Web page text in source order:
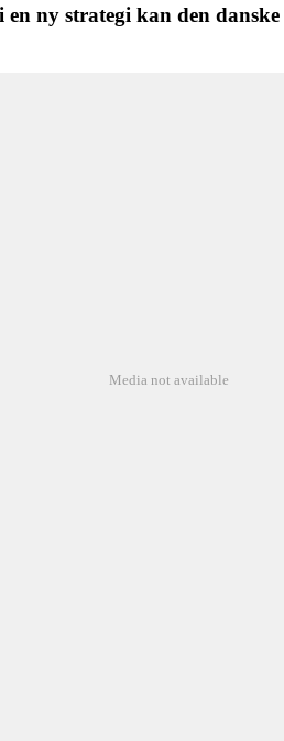
ny strategi kan den
Media not available